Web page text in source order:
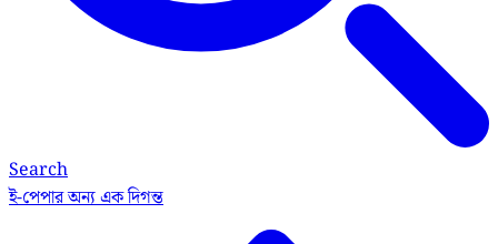
Search
ই-পেপারঅন্য এক দিগন্ত